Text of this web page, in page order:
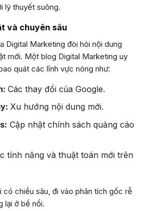
lý thuyết suông.
và chuyên sâu
Digital Marketing đòi hỏi nội dung
mới. Một blog Digital Marketing uy
quát các lĩnh vực nóng như:
Các thay đổi của Google.
Xu hướng nội dung mới.
Cập nhật chính sách quảng cáo
tính năng và thuật toán mới trên
có chiều sâu, đi vào phân tích gốc rễ
lại ở bề nổi.